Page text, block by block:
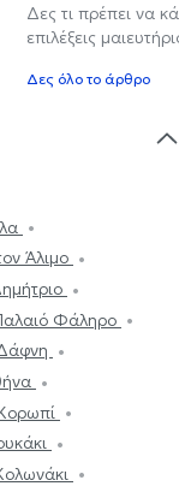
Δες τι πρέπει να
επιλέξεις
Δες όλο το άρθρο
Άλιμο
Φάληρο